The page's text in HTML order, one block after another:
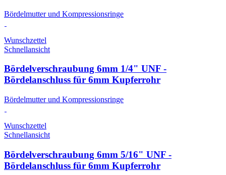
Bördelmutter und Kompressionsringe
Wunschzettel
Schnellansicht
Bördelverschraubung 6mm 1/4" UNF -
Bördelanschluss für 6mm Kupferrohr
Bördelmutter und Kompressionsringe
Wunschzettel
Schnellansicht
Bördelverschraubung 6mm 5/16" UNF -
Bördelanschluss für 6mm Kupferrohr